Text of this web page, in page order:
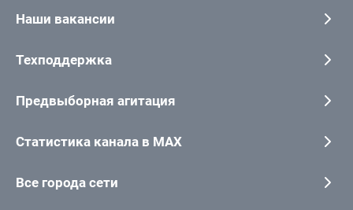
Наши вакансии
Техподдержка
Предвыборная агитация
Статистика канала в MAX
Все города сети